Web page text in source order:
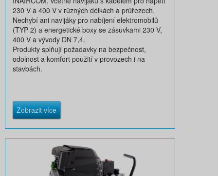
230 V a 400 V v různých délkách a průřezech.
Nechybí ani navijáky pro nabíjení elektromobilů
(TYP 2) a energetické boxy se zásuvkami 230 V,
400 V a vývody DN 7,4.
Produkty splňují požadavky na bezpečnost,
odolnost a komfort použití v provozech i na
stavbách.
Zobrazit více